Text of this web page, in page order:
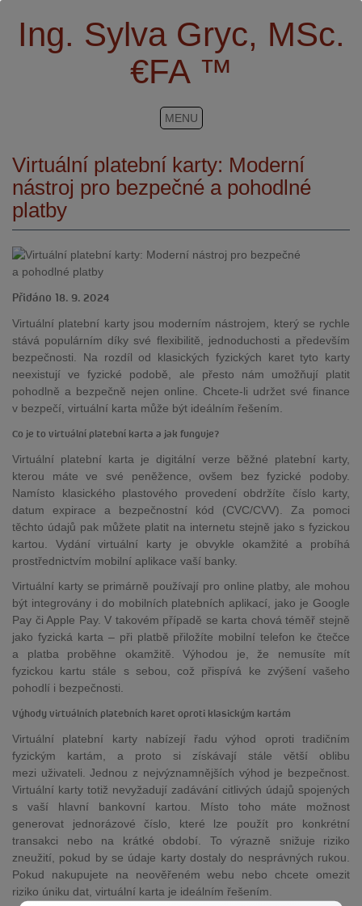
Ing. Sylva Gryc, MSc.
€FA ™
MENU
Virtuální platební karty: Moderní
nástroj pro bezpečné a pohodlné
platby
Přidáno 18. 9. 2024
Virtuální platební karty jsou moderním nástrojem, který se rychle
stává populárním díky své flexibilitě, jednoduchosti a především
bezpečnosti. Na rozdíl od klasických fyzických karet tyto karty
neexistují ve fyzické podobě, ale přesto nám umožňují platit
pohodlně a bezpečně nejen online. Chcete-li udržet své finance
v bezpečí, virtuální karta může být ideálním řešením.
Co je to virtuální platební karta a jak funguje?
Virtuální platební karta je digitální verze běžné platební karty,
kterou máte ve své peněžence, ovšem bez fyzické podoby.
Namísto klasického plastového provedení obdržíte číslo karty,
datum expirace a bezpečnostní kód (CVC/CVV). Za pomoci
těchto údajů pak můžete platit na internetu stejně jako s fyzickou
kartou. Vydání virtuální karty je obvykle okamžité a probíhá
prostřednictvím mobilní aplikace vaší banky.
Virtuální karty se primárně používají pro online platby, ale mohou
být integrovány i do mobilních platebních aplikací, jako je Google
Pay či Apple Pay. V takovém případě se karta chová téměř stejně
jako fyzická karta – při platbě přiložíte mobilní telefon ke čtečce
a platba proběhne okamžitě. Výhodou je, že nemusíte mít
fyzickou kartu stále s sebou, což přispívá ke zvýšení vašeho
pohodlí i bezpečnosti.
Výhody virtuálních platebních karet oproti klasickým kartám
Virtuální platební karty nabízejí řadu výhod oproti tradičním
fyzickým kartám, a proto si získávají stále větší oblibu
mezi uživateli. Jednou z nejvýznamnějších výhod je bezpečnost.
Virtuální karty totiž nevyžadují zadávání citlivých údajů spojených
s vaší hlavní bankovní kartou. Místo toho máte možnost
generovat jednorázové číslo, které lze použít pro konkrétní
transakci nebo na krátké období. To výrazně snižuje riziko
zneužití, pokud by se údaje karty dostaly do nesprávných rukou.
Pokud nakupujete na neověřeném webu nebo chcete omezit
riziko úniku dat, virtuální karta je ideálním řešením.